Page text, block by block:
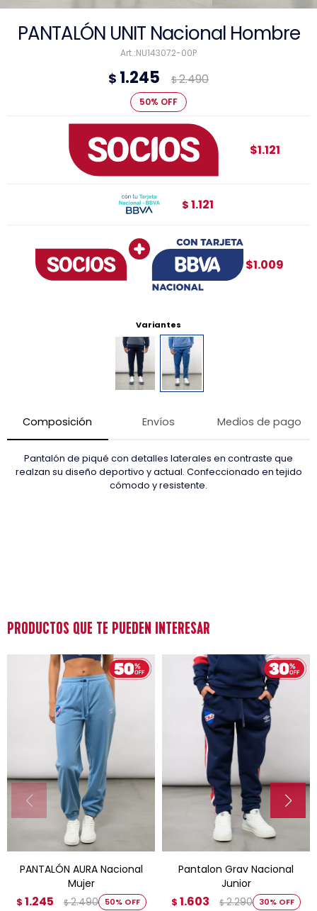
PANTALÓN UNIT Nacional Hombre
NU143072-00P
$ 1.245 $2.490
50
$1.009
$1.121
$ 1.121
Variantes
Composición Envíos Medios de pago
Pantalón de piqué con detalles laterales en contraste que
realzan su diseño deportivo y actual. Confeccionado en tejido
cómodo y resistente.
PRODUCTOS QUE TE PUEDEN INTERESAR
PANTALÓN AURA Nacional
Mujer
$ 1.245 $ 2.490 50
Pantalon Grav Nacional
Junior
$ 1.603 $ 2.290 30